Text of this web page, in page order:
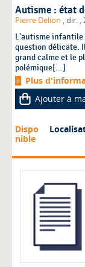
Autisme : état
Pierre Delion , dir. ,
L'autisme infantile
question délicate.
grand calme et le
polémique[...]
Plus
Ajouter à
Dispo
nible